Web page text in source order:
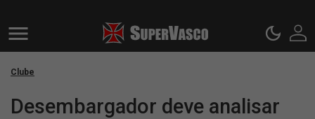
Clube
Desembargador deve analisar